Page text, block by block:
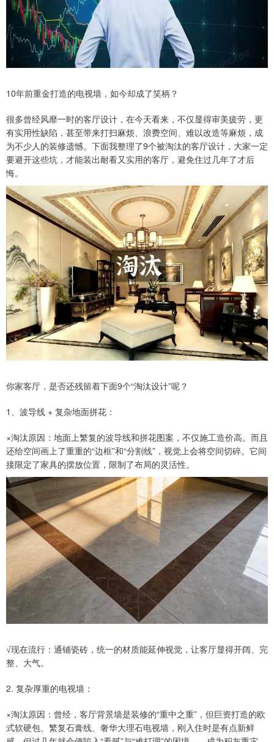
10年前重金打造的电视墙，如今却成了笑柄？
很多曾经风靡一时的客厅设计，在今天看来，不仅显得审美疲劳，更
有实用性缺陷，甚至带来打扫麻烦、浪费空间、难以改造等麻烦，成
为不少人的装修遗憾。下面我整理了9个被淘汰的客厅设计，大家一定
要避开这些坑，才能装出耐看又实用的客厅，避免住过几年了才后
悔。
你家客厅，是否还残留着下面9个“淘汰设计”呢？
1、波导线 + 复杂地面拼花：
×淘汰原因：地面上繁复的波导线和拼花图案，不仅施工造价高。而且
还给空间画上了重重的“边框”和“分割线”，视觉上会将空间切碎。它间
接限定了家具的摆放位置，限制了布局的灵活性。
√现在流行：通铺瓷砖，统一的材质能延伸视觉，让客厅显得开阔、完
整、大气。
2. 复杂厚重的电视墙：
×淘汰原因：曾经，客厅背景墙是装修的“重中之重”，但巨资打造的欧
式软硬包、繁复石膏线、奢华大理石电视墙，刚入住时是有点新鲜